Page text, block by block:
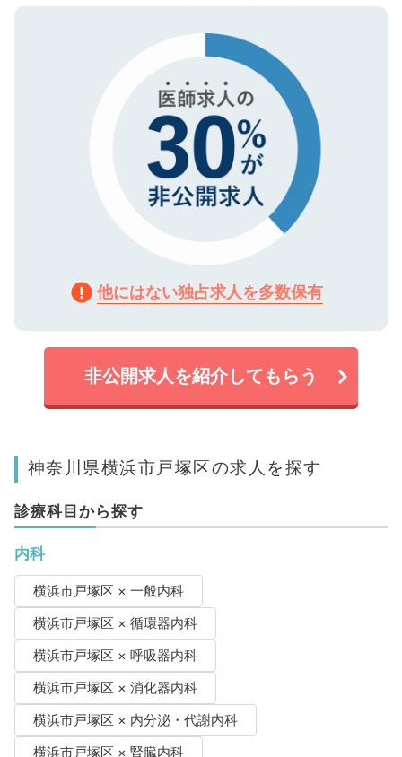
で、機密保持に関してもご安心ください。
ので、まずはご登録ください。
他にはない独占求人を多数保有
非公開求人を紹介してもらう
神奈川県横浜市戸塚区の求人を探す
診療科目から探す
内科
横浜市戸塚区 × 一般内科
横浜市戸塚区 × 循環器内科
横浜市戸塚区 × 呼吸器内科
横浜市戸塚区 × 消化器内科
横浜市戸塚区 × 内分泌・代謝内科
横浜市戸塚区 × 腎臓内科